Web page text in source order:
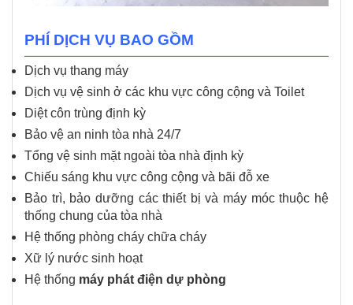
PHÍ DỊCH VỤ BAO GỒM
Dịch vụ thang máy
Dịch vụ vệ sinh ở các khu vực công cộng và Toilet
Diệt côn trùng định kỳ
Bảo vệ an ninh tòa nhà 24/7
Tổng vệ sinh mặt ngoài tòa nhà định kỳ
Chiếu sáng khu vực công cộng và bãi đỗ xe
Bảo trì, bảo dưỡng các thiết bị và máy móc thuộc hệ
thống chung của tòa nhà
Hệ thống phòng cháy chữa cháy
Xữ lý nước sinh hoạt
Hệ thống máy phát điện dự phòng